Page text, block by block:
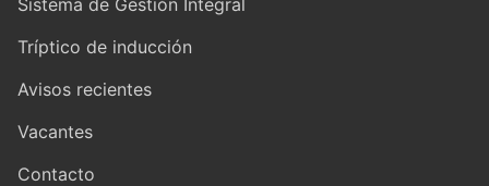
Tríptico de inducción
Avisos recientes
Vacantes
Contacto